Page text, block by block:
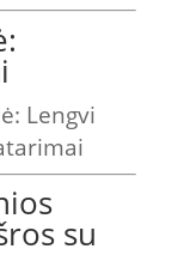
Lengvi
su